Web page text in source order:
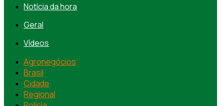
Notícia da hora
Geral
Vídeos
Agronegócios
Brasil
Cidade
Regional